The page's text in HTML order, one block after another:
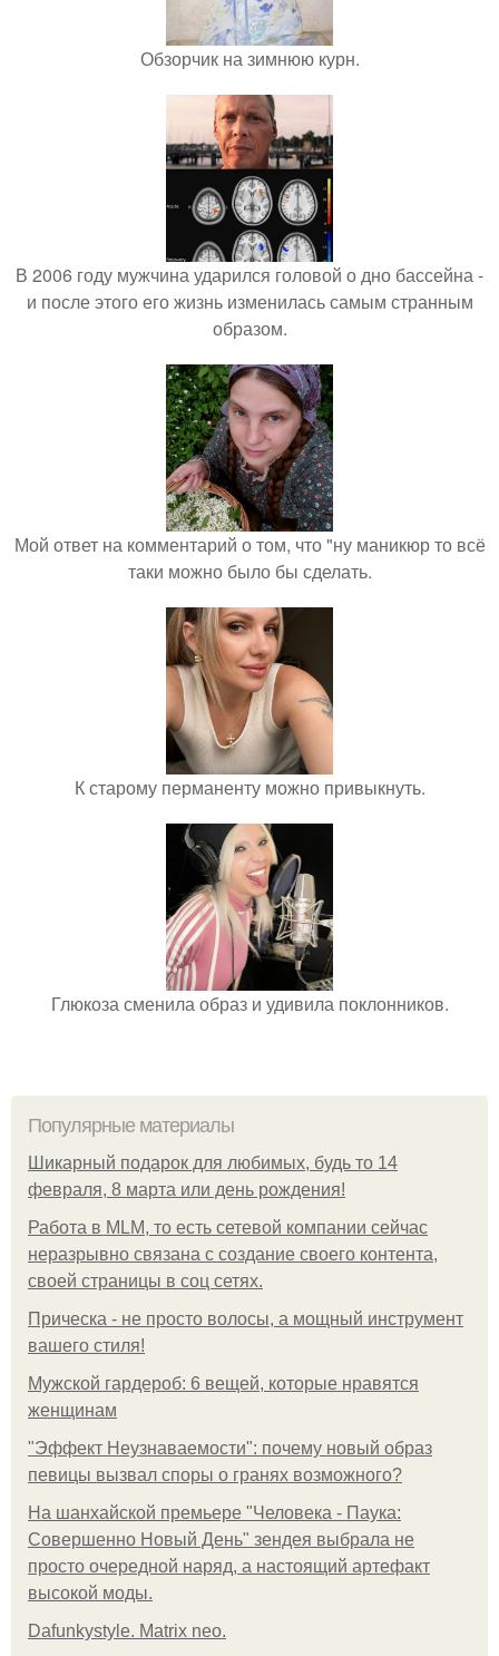
Обзорчик на зимнюю курн.
В 2006 году мужчина ударился головой о дно бассейна -
и после этого его жизнь изменилась самым странным
образом.
Мой ответ на комментарий о том, что "ну маникюр то всё
таки можно было бы сделать.
К старому перманенту можно привыкнуть.
Глюкоза сменила образ и удивила поклонников.
Популярные материалы
Шикарный подарок для любимых, будь то 14
февраля, 8 марта или день рождения!
Работа в MLM, то есть сетевой компании сейчас
неразрывно связана с создание своего контента,
своей страницы в соц сетях.
Прическа - не просто волосы, а мощный инструмент
вашего стиля!
Мужской гардероб: 6 вещей, которые нравятся
женщинам
"Эффект Неузнаваемости": почему новый образ
певицы вызвал споры о гранях возможного?
На шанхайской премьере "Человека - Паука:
Совершенно Новый День" зендея выбрала не
просто очередной наряд, а настоящий артефакт
высокой моды.
Dafunkystyle. Matrix neo.